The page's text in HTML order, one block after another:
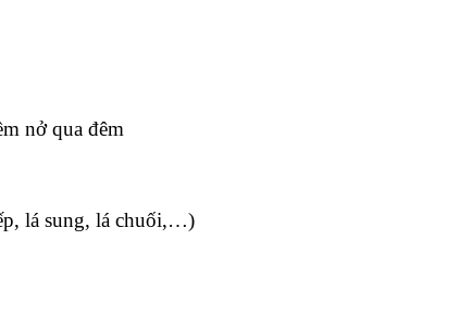
nở qua đêm
lá sung, lá chuối,…)